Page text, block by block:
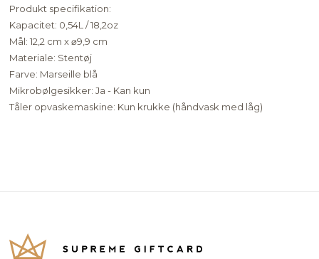
Produkt specifikation:
Kapacitet: 0,54L / 18,2oz
Mål: 12,2 cm x ⌀9,9 cm
Materiale: Stentøj
Farve: Marseille blå
Mikrobølgesikker: Ja - Kan kun
Tåler opvaskemaskine: Kun krukke (håndvask med låg)